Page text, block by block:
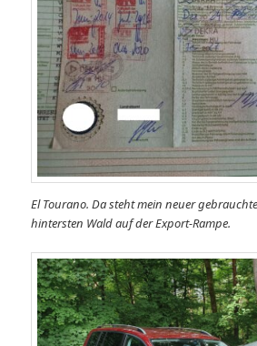
El Tourano. Da steht mein neuer
hintersten Wald auf der Export-Rampe.